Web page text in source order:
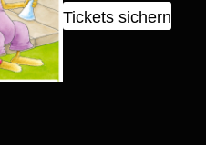
Tickets sichern